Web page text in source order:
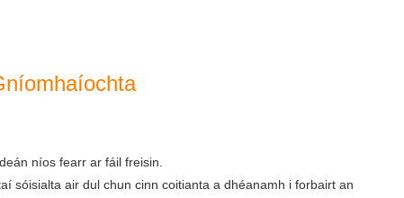
níos fearr ar fáil freisin.
sóisialta air dul chun cinn coitianta a dhéanamh i forbairt an